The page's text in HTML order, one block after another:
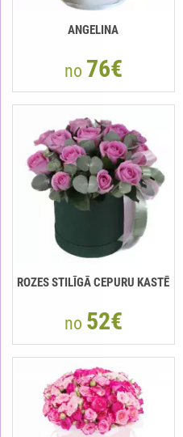
ANGELINA
no 76€
ROZES STILĪGĀ CEPURU KASTĒ
no 52€